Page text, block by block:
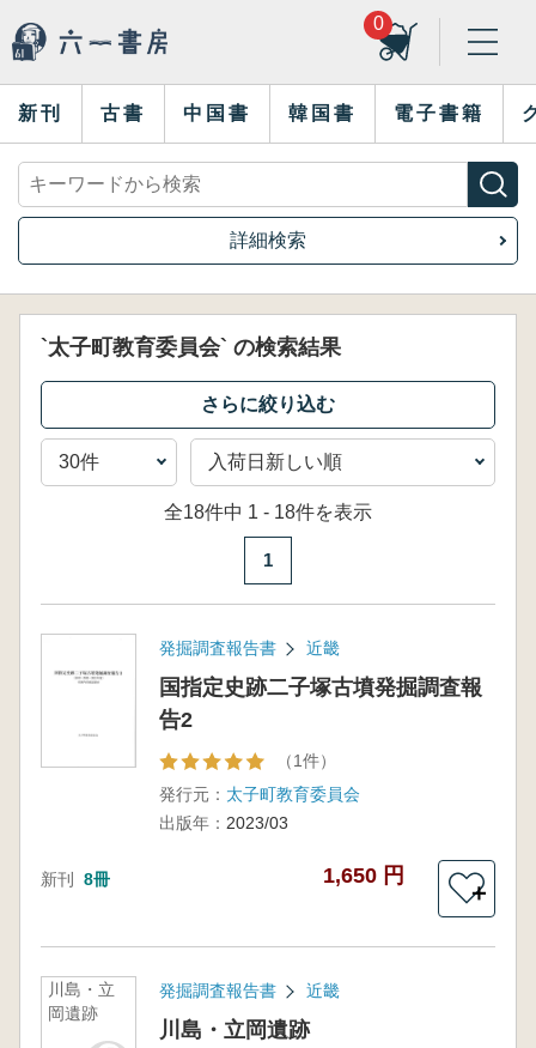
0
新刊 古書 中国書 韓国書 電子書籍
詳細検索
`太子町教育委員会` の検索結果
全18件中 1 - 18件を表示
1
発掘調査報告書 近畿
国指定史跡二子塚古墳発掘調査報
告2
（1件）
発行元： 太子町教育委員会
出版年： 2023/03
新刊 8冊 1,650 円
＋
川島・立
岡遺跡
発掘調査報告書 近畿
川島・立岡遺跡